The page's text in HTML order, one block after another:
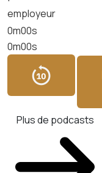
employeur
0m00s
0m00s
Plus de podcasts